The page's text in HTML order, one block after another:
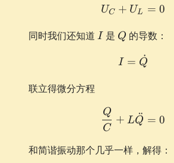
U_C +
UC + UL = 0
同时我们还知道 I
I是 Q
Q 的导数：
I = \dot
I = Q
˙
联立得微分方程
C
Q
+ LQ
¨ = 0
和简谐振动那个几乎一样，解得：